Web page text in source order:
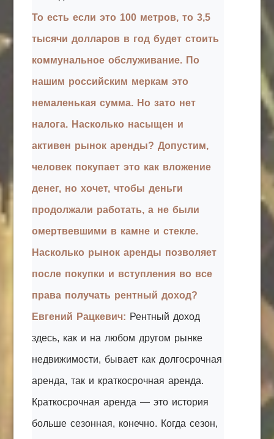
То есть если это 100 метров, то 3,5
тысячи долларов в год будет стоить
коммунальное обслуживание. По
нашим российским меркам это
немаленькая сумма. Но зато нет
налога. Насколько насыщен и
активен рынок аренды? Допустим,
человек покупает это как вложение
денег, но хочет, чтобы деньги
продолжали работать, а не были
омертвевшими в камне и стекле.
Насколько рынок аренды позволяет
после покупки и вступления во все
права получать рентный доход?
Евгений Рацкевич: Рентный доход
здесь, как и на любом другом рынке
недвижимости, бывает как долгосрочная
аренда, так и краткосрочная аренда.
Краткосрочная аренда — это история
больше сезонная, конечно. Когда сезон,